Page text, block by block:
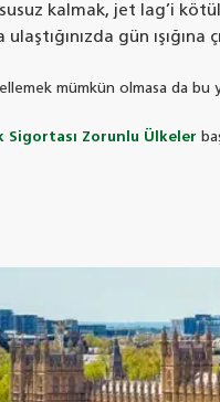
susuz kalmak, jet lag’i
ulaştığınızda gün
mümkün olmasa da
Sigortası Zorunlu Ülkeler